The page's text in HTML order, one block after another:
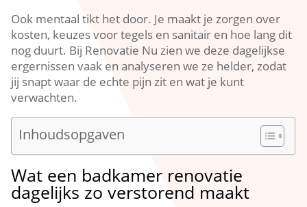
Ook mentaal tikt het door.​ Je maakt je zorgen over
kosten, keuzes voor tegels en sanitair en hoe lang dit
nog duurt.​ Bij Renovatie Nu zien we deze dagelijkse
ergernissen vaak en analyseren we ze helder, zodat
jij snapt waar de echte pijn zit en wat je kunt
verwachten.​
Inhoudsopgaven
Wat een badkamer renovatie
dagelijks zo verstorend maakt